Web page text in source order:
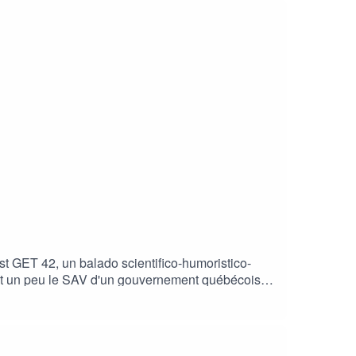
— sur YouTube et ailleurs.
GET 42, un balado scientifico-humoristico-
peu le SAV d'un gouvernement québécois
et Stéphanie sur leur processus
get-42/id1682668427Deezer